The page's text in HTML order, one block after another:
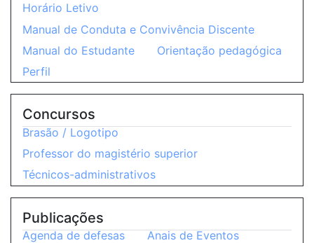
Horário Letivo
Manual de Conduta e Convivência Discente
Manual do Estudante
Orientação pedagógica
Perfil
Concursos
Brasão / Logotipo
Professor do magistério superior
Técnicos-administrativos
Publicações
Agenda de defesas
Anais de Eventos